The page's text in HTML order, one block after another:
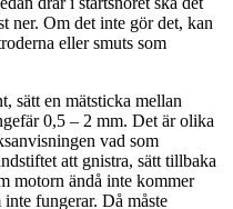
ner. Om det inte gör det, kan
eller smuts som
sätt en mätsticka mellan
0,5 – 2 mm. Det är olika
vad som
att gnistra, sätt tillbaka
motorn ändå inte kommer
fungerar. Då måste